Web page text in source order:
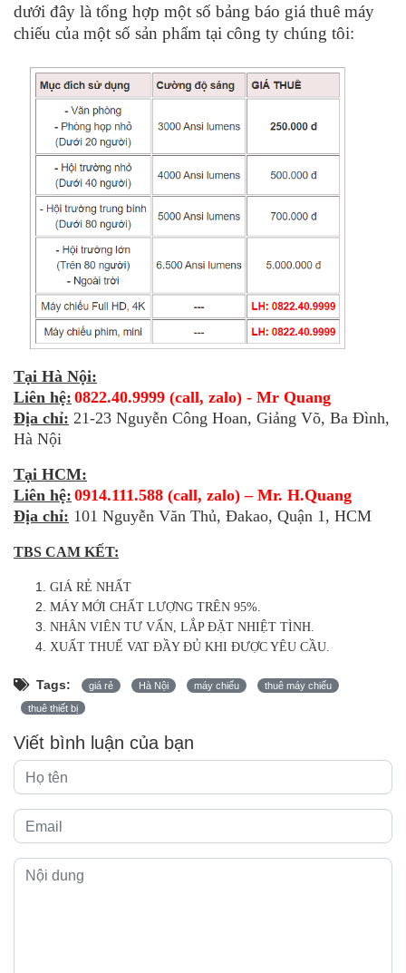
dưới đây là tổng hợp một số bảng báo giá thuê máy
chiếu của một số sản phẩm tại công ty chúng tôi:
Tại Hà Nội:
Liên hệ: 0822.40.9999 (call, zalo) - Mr Quang
Địa chỉ: 21-23 Nguyễn Công Hoan, Giảng Võ, Ba Đình,
Hà Nội
Tại HCM:
Liên hệ: 0914.111.588 (call, zalo) – Mr. H.Quang
Địa chỉ: 101 Nguyễn Văn Thủ, Đakao, Quận 1, HCM
TBS CAM KẾT:
GIÁ RẺ NHẤT
MÁY MỚI CHẤT LƯỢNG TRÊN 95%.
NHÂN VIÊN TƯ VẤN, LẮP ĐẶT NHIỆT TÌNH.
XUẤT THUẾ VAT ĐẦY ĐỦ KHI ĐƯỢC YÊU CẦU.
Tags: giá rẻ Hà Nội máy chiếu thuê máy chiếu
thuê thiết bị
Viết bình luận của bạn